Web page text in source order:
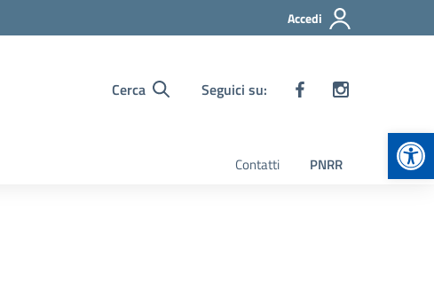
Accedi
Cerca Seguici su:
Contatti PNRR